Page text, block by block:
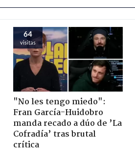
64
visitas
"No les tengo miedo":
Fran García-Huidobro
manda recado a dúo de ’La
Cofradía’ tras brutal
crítica